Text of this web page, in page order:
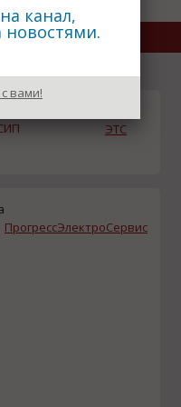
ЭТС
ПрогрессЭлектроСервис
канал,
новостями.
вами!